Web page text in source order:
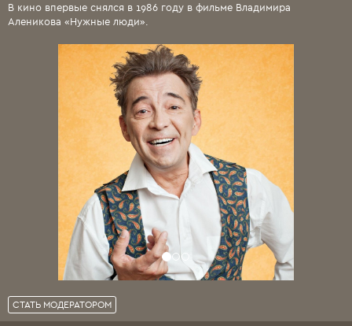
В кино впервые снялся в 1986 году в фильме Владимира
Аленикова «Нужные люди».
СТАТЬ МОДЕРАТОРОМ